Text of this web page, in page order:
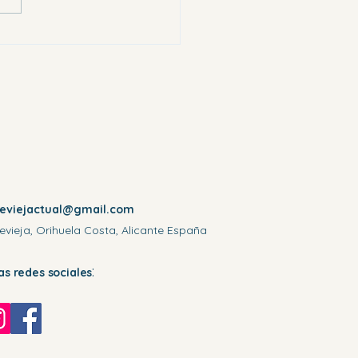
Orihuela Costa, Alicante España
redes sociales: